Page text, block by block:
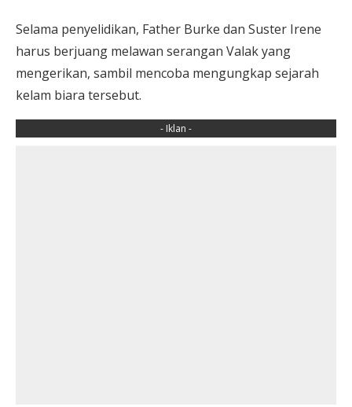
Selama penyelidikan, Father Burke dan Suster Irene
harus berjuang melawan serangan Valak yang
mengerikan, sambil mencoba mengungkap sejarah
kelam biara tersebut.
- Iklan -